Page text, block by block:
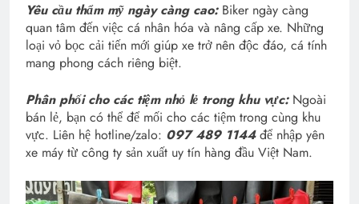
Yêu cầu thẩm mỹ ngày càng cao: Biker ngày càng
quan tâm đến việc cá nhân hóa và nâng cấp xe. Những
loại vỏ bọc cải tiến mới giúp xe trở nên độc đáo, cá tính
mang phong cách riêng biệt.
Phân phối cho các tiệm nhỏ lẻ trong khu vực:Ngoài
bán lẻ, bạn có thể để mối cho các tiệm trong cùng khu
vực. Liên hệ hotline/zalo: 097 489 1144để nhập yên
xe máy từ công ty sản xuất uy tín hàng đầu Việt Nam.